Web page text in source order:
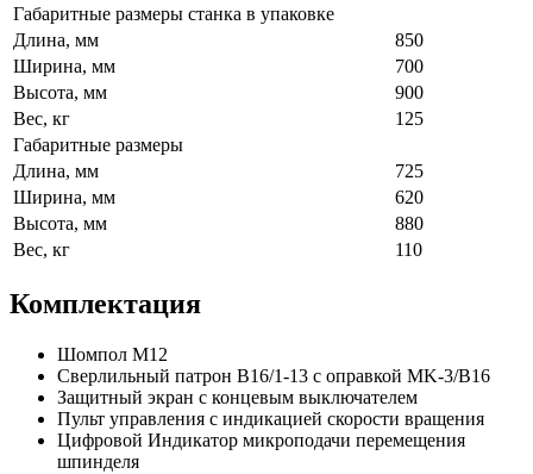
Габаритные размеры станка в упаковке
Длина, мм
850
Ширина, мм
700
Высота, мм
900
Вес, кг
125
Габаритные размеры
Длина, мм
725
Ширина, мм
620
Высота, мм
880
Вес, кг
110
Комплектация
Шомпол М12
Сверлильный патрон B16/1-13 с оправкой MK-3/B16
Защитный экран с концевым выключателем
Пульт управления с индикацией скорости вращения
Цифровой Индикатор микроподачи перемещения
шпинделя